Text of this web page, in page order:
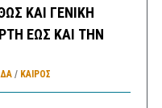
ΚΑΙ ΓΕΝΙΚΗ
ΕΩΣ ΚΑΙ ΤΗΝ
/ ΚΑΙΡΌΣ